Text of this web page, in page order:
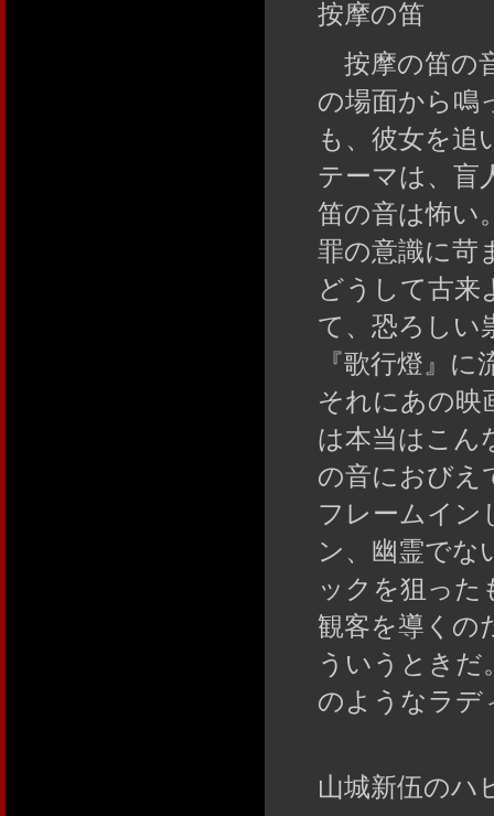
按摩の笛
按摩の笛の
の場面から鳴
も、彼女を追
テーマは、盲
笛の音は怖い
罪の意識に苛
どうして古来
て、恐ろしい
『歌行燈』
それにあの映
は本当はこん
の音におびえ
フレームイン
ン、幽霊で
ックを狙っ
観客を導くの
ういうとき
のようなラデ
山城新伍のハ